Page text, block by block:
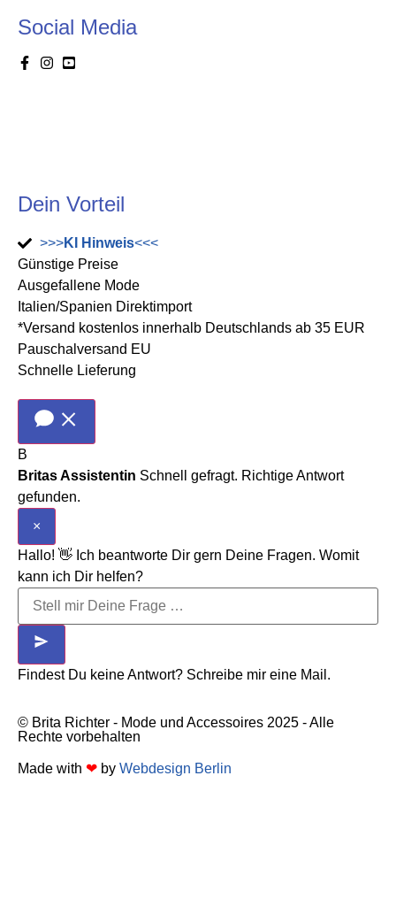
Social Media
Dein Vorteil
>>>KI Hinweis<<<
Günstige Preise
Ausgefallene Mode
Italien/Spanien Direktimport
*Versand kostenlos innerhalb Deutschlands ab 35 EUR
Pauschalversand EU
Schnelle Lieferung
B
Britas Assistentin Schnell gefragt. Richtige Antwort
gefunden.
×
Hallo! 👋 Ich beantworte Dir gern Deine Fragen. Womit
kann ich Dir helfen?
Findest Du keine Antwort? Schreibe mir eine Mail.
© Brita Richter - Mode und Accessoires 2025 - Alle
Rechte vorbehalten
Made with ❤ by Webdesign Berlin